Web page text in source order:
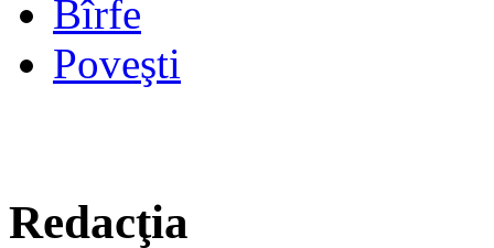
Bîrfe
Poveşti
Redacţia